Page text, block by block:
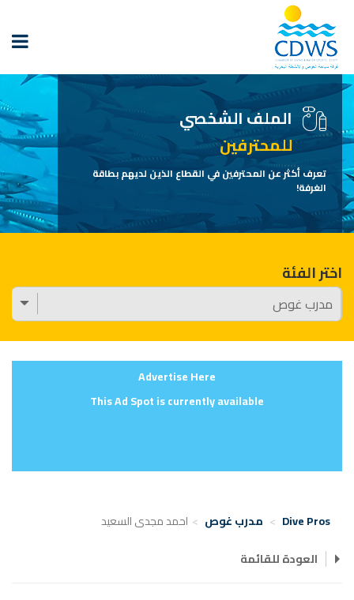
الملف الشخصي
للمحترفين
تعرف أكثر عن المحترفين في القطاع الذين لديهم بطاقة
الغرفة!
اختر الفئة
Advertise Here
This Ad Spot is currently available
Dive Pros مدرب غوص
احمد مجدى السعيد
العودة للقائمة